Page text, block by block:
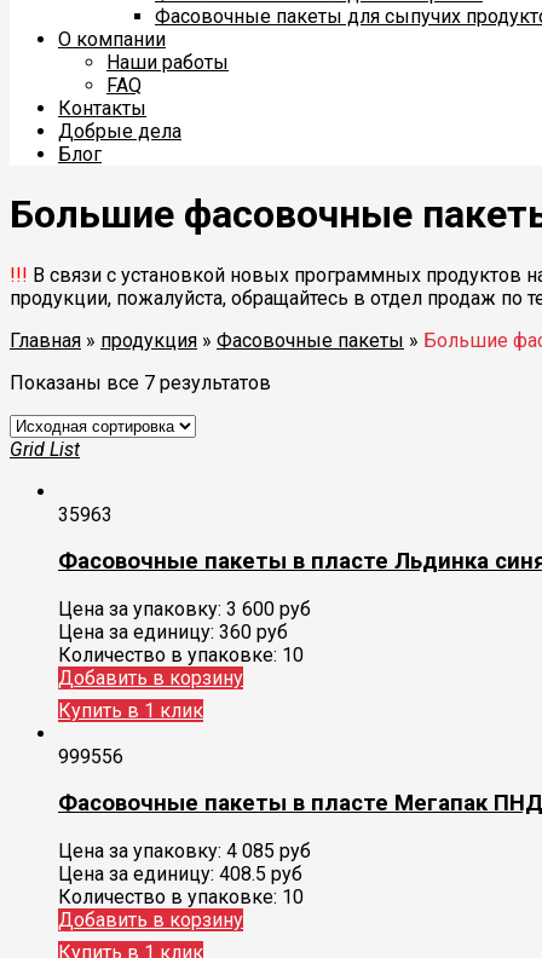
Фасовочные пакеты для сыпучих
О компании
Наши работы
FAQ
Контакты
Добрые дела
Блог
Большие фасовочные
!!! В связи с установкой новых программных продуктов
продукции, пожалуйста, обращайтесь в отдел продаж по
Главная » продукция » Фасовочные пакеты » Большие
Показаны все 7 результатов
Grid List
35963
Фасовочные пакеты в пласте Льдинка
Цена за упаковку: 3 600 руб
Цена за единицу: 360 руб
Количество в упаковке: 10
Добавить в корзину
Купить в 1 клик
999556
Фасовочные пакеты в пласте Мегапак
Цена за упаковку: 4 085 руб
Цена за единицу: 408.5 руб
Количество в упаковке: 10
Добавить в корзину
Купить в 1 клик